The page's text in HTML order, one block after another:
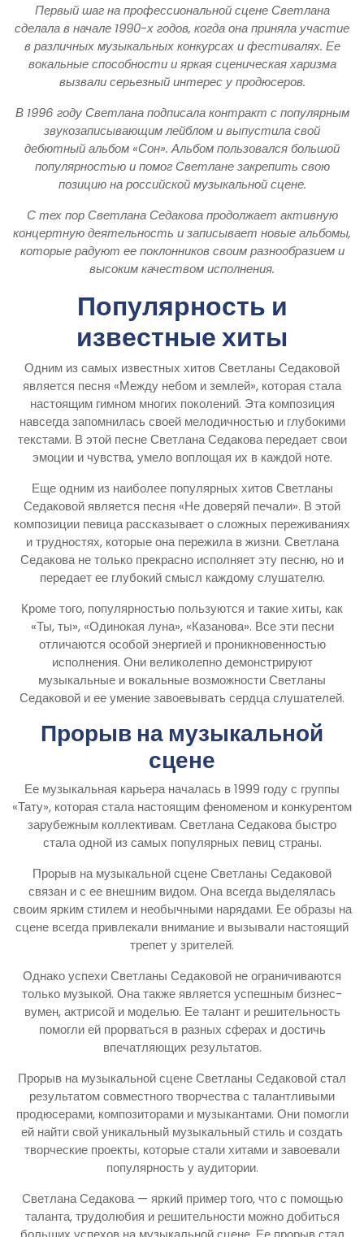
Первый шаг на профессиональной сцене Светлана
сделала в начале 1990-х годов, когда она приняла участие
в различных музыкальных конкурсах и фестивалях. Ее
вокальные способности и яркая сценическая харизма
вызвали серьезный интерес у продюсеров.
В 1996 году Светлана подписала контракт с популярным
звукозаписывающим лейблом и выпустила свой
дебютный альбом «Сон». Альбом пользовался большой
популярностью и помог Светлане закрепить свою
позицию на российской музыкальной сцене.
С тех пор Светлана Седакова продолжает активную
концертную деятельность и записывает новые альбомы,
которые радуют ее поклонников своим разнообразием и
высоким качеством исполнения.
Популярность и
известные хиты
Одним из самых известных хитов Светланы Седаковой
является песня «Между небом и землей», которая стала
настоящим гимном многих поколений. Эта композиция
навсегда запомнилась своей мелодичностью и глубокими
текстами. В этой песне Светлана Седакова передает свои
эмоции и чувства, умело воплощая их в каждой ноте.
Еще одним из наиболее популярных хитов Светланы
Седаковой является песня «Не доверяй печали». В этой
композиции певица рассказывает о сложных переживаниях
и трудностях, которые она пережила в жизни. Светлана
Седакова не только прекрасно исполняет эту песню, но и
передает ее глубокий смысл каждому слушателю.
Кроме того, популярностью пользуются и такие хиты, как
«Ты, ты», «Одинокая луна», «Казанова». Все эти песни
отличаются особой энергией и проникновенностью
исполнения. Они великолепно демонстрируют
музыкальные и вокальные возможности Светланы
Седаковой и ее умение завоевывать сердца слушателей.
Прорыв на музыкальной
сцене
Ее музыкальная карьера началась в 1999 году с группы
«Тату», которая стала настоящим феноменом и конкурентом
зарубежным коллективам. Светлана Седакова быстро
стала одной из самых популярных певиц страны.
Прорыв на музыкальной сцене Светланы Седаковой
связан и с ее внешним видом. Она всегда выделялась
своим ярким стилем и необычными нарядами. Ее образы на
сцене всегда привлекали внимание и вызывали настоящий
трепет у зрителей.
Однако успехи Светланы Седаковой не ограничиваются
только музыкой. Она также является успешным бизнес-
вумен, актрисой и моделью. Ее талант и решительность
помогли ей прорваться в разных сферах и достичь
впечатляющих результатов.
Прорыв на музыкальной сцене Светланы Седаковой стал
результатом совместного творчества с талантливыми
продюсерами, композиторами и музыкантами. Они помогли
ей найти свой уникальный музыкальный стиль и создать
творческие проекты, которые стали хитами и завоевали
популярность у аудитории.
Светлана Седакова — яркий пример того, что с помощью
таланта, трудолюбия и решительности можно добиться